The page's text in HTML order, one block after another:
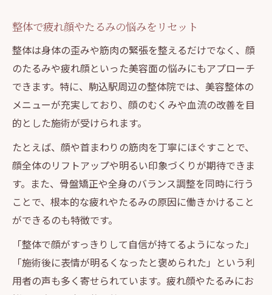
整体で疲れ顔やたるみの悩みをリセット
整体は身体の歪みや筋肉の緊張を整えるだけでなく、顔
のたるみや疲れ顔といった美容面の悩みにもアプローチ
できます。特に、駒込駅周辺の整体院では、美容整体の
メニューが充実しており、顔のむくみや血流の改善を目
的とした施術が受けられます。
たとえば、顔や首まわりの筋肉を丁寧にほぐすことで、
顔全体のリフトアップや明るい印象づくりが期待できま
す。また、骨盤矯正や全身のバランス調整を同時に行う
ことで、根本的な疲れやたるみの原因に働きかけること
ができるのも特徴です。
「整体で顔がすっきりして自信が持てるようになった」
「施術後に表情が明るくなったと褒められた」という利
用者の声も多く寄せられています。疲れ顔やたるみにお